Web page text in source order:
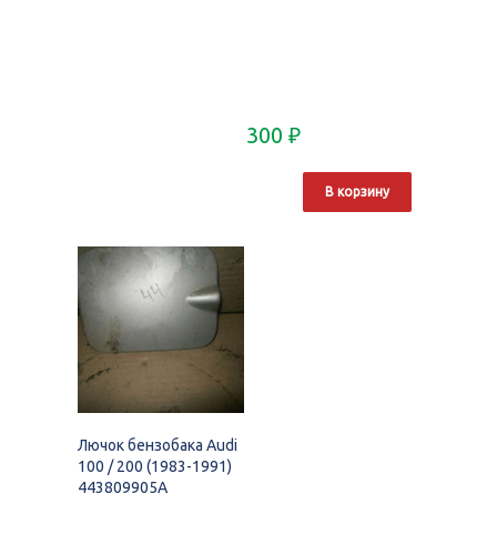
300 ₽
В корзину
Лючок бензобака Audi
100 / 200 (1983-1991)
443809905A